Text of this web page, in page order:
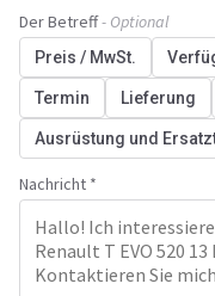
Der Betreff- Optional
Preis / MwSt.
Termin Lieferung
Ausrüstung und
Nachricht *